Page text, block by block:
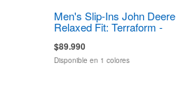
Men's Slip-Ins John Deere
Relaxed Fit: Terraform -
$89.990
Disponible en 1 colores